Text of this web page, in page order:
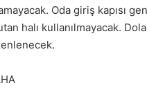
Oda giriş kapısı
halı kullanılmayacak.